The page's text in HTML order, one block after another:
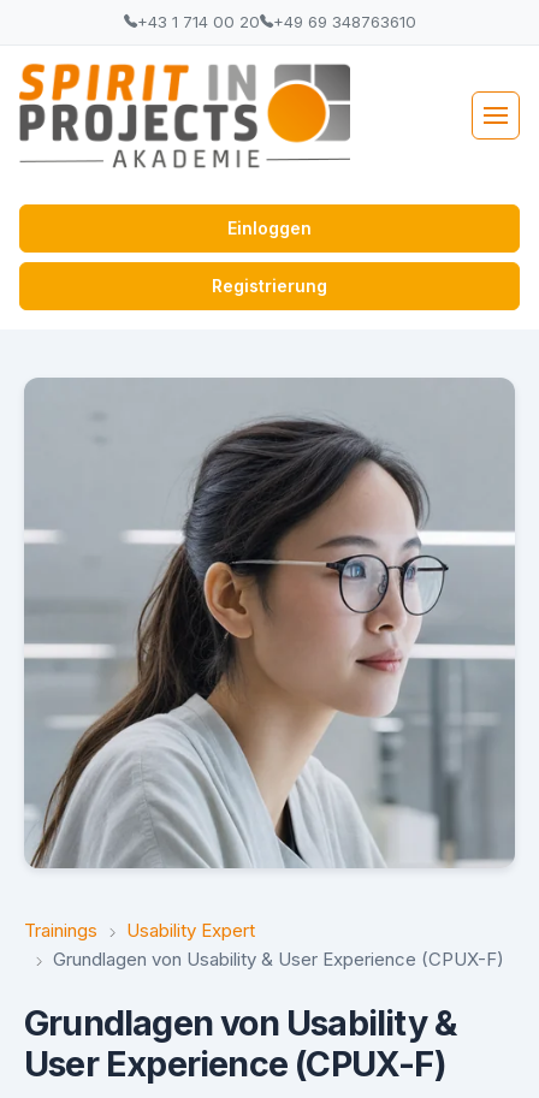
+43 1 714 00 20 +49 69 348763610
Einloggen
Registrierung
Trainings
Usability Expert
Grundlagen von Usability & User Experience (CPUX-F)
Grundlagen von Usability &
User Experience (CPUX-F)